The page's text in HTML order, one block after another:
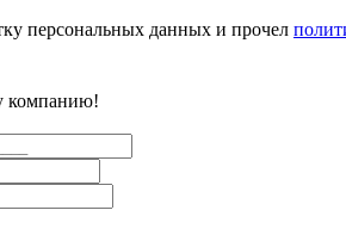
персональных данных и прочел
компанию!